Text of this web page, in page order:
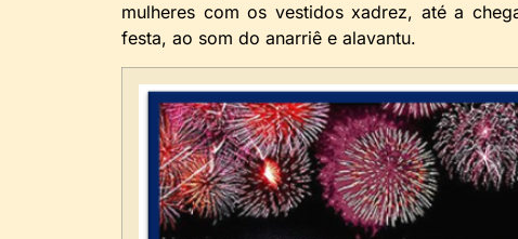
mulheres com os vestidos xadrez, até a
festa, ao som do anarriê e alavantu.